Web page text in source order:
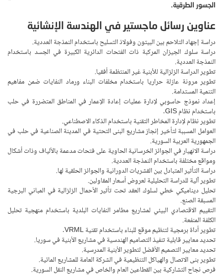
الجسور الطرقية.
عناوين رسائل ماجستير في الهندسة الإنشائية
دراسة إجهاد التلاحم بين البيتون وفولاذ التسليح باستخدام النمذجة العددية.
دراسة سلوك الجيزان المركبة ذات الفتحات الدائرية الكبيرة في الجسد باستخدام
النمذجة العددية.
تطوير الدراسة الزلزالية للأبنية غير المنتظمة أفقيا.
تطوير مرونة عازلة حراريا باستخدام مخلفات البناء ورماد النفايات ضمن مفاهيم
التنمية المستدامة.
إعداد نموذج حاسوبي لإدارة عمليات إعادة الإعمار في المناطق المتضررة في حلب
باستخدام نظام GIS.
تطوير نظام لإدارة المخاطر التقنية باستخدام الذكاء الاصطناعي.
العوامل المسببة لتأخير إنجاز مشاريع البنى التحتية في المدينة الصناعية في حلب في
الجمهورية العربية السورية.
دراسة الانهيار في الجوائز الخرسانية الحاوية على فتحات مدعمة بالألياف وذات أشكال
ومواقع مختلفة باستخدام النمذجة العددية.
دراسة التأثير المتبادل بين القشريات الدورانية والجوائز الحلقية لها.
تطوير آلية للدراسة التحليلية لعروض أسعار المقاولين.
تحليل ديناميكي خطي لسلوك العقد تحت تأثير الأحمال الزلزالية في المباني البرجية
المسبقة الصنع.
التقييم الاقتصادي البيئي لمشاريع مطامر النفايات البلدية باستخدام منهجية تحليل
الكلفة المنفعة.
تطوير أداة برمجية لتنظيم موقع للبناء باستخدام تقنية VRML.
تحديد معايير قابلية تنفيذ التصاميم الهندسية في مشاريع الأبنية في سوريا.
تحديد معايير التصميم الأفضل لتطوير الأبنية المدرسية.
تطوير بنى الاتصال والهياكل التنظيمية في الشركة العامة للمشاريع المائية.
فرص نجاح التشاركية بين القطاعين العام والخاص في مشاريع النقل السورية.